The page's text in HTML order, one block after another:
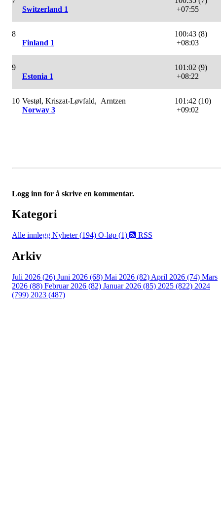
Switzerland 1
+07:55
8
Finland 1
100:43 (8)
+08:03
9
Estonia 1
101:02 (9)
+08:22
10 Vestøl, Kriszat-Løvfald, Arntzen
Norway 3
101:42 (10)
+09:02
Logg inn for å skrive en kommentar.
Kategori
Alle innlegg Nyheter (194) O-løp (1) RSS
Arkiv
Juli 2026 (26) Juni 2026 (68) Mai 2026 (82) April 2026 (74) Mars
2026 (88) Februar 2026 (82) Januar 2026 (85) 2025 (822) 2024
(799) 2023 (487)